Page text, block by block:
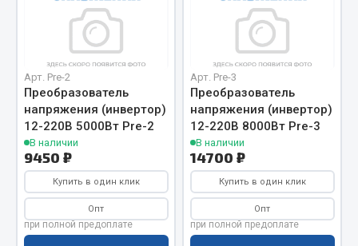
Кольца уплотнительные
Лента конвейерная
Манжеты
Паронит
Патрубки
Прокладки
Рукава высокого давления
Показать ещё
Весь раздел
Арт. Pre-2
Преобразователь
напряжения (инвертор)
12-220В 5000Вт Pre-2
В наличии
9450 ₽
Купить в один клик
Опт
при полной предоплате
Арт. Pre-3
Преобразователь
напряжения (инвертор)
12-220В 8000Вт Pre-3
В наличии
14700 ₽
Купить в один клик
Опт
при полной предоплате